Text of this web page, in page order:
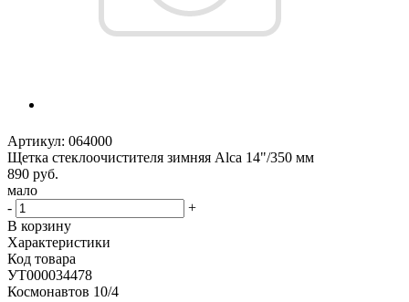
Артикул: 064000
Щетка стеклоочистителя зимняя Alca 14"/350 мм
890 руб.
мало
-
+
В корзину
Характеристики
Код товара
УТ000034478
Космонавтов 10/4